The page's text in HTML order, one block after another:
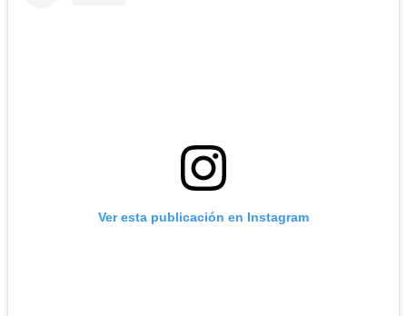
Ver esta publicación en Instagram